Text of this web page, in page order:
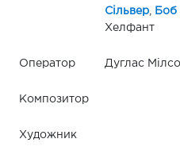
Сільвер, Боб
Хелфант
Оператор Дуглас
Композитор
Художник